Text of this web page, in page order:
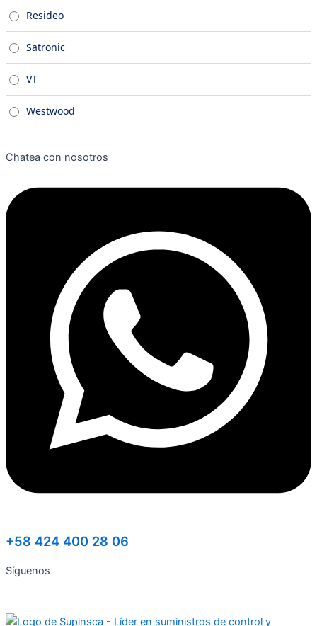
Resideo
Satronic
VT
Westwood
Chatea con nosotros
+58 424 400 28 06
Síguenos